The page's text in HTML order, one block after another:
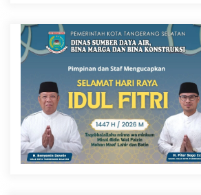
TB Lanjutan